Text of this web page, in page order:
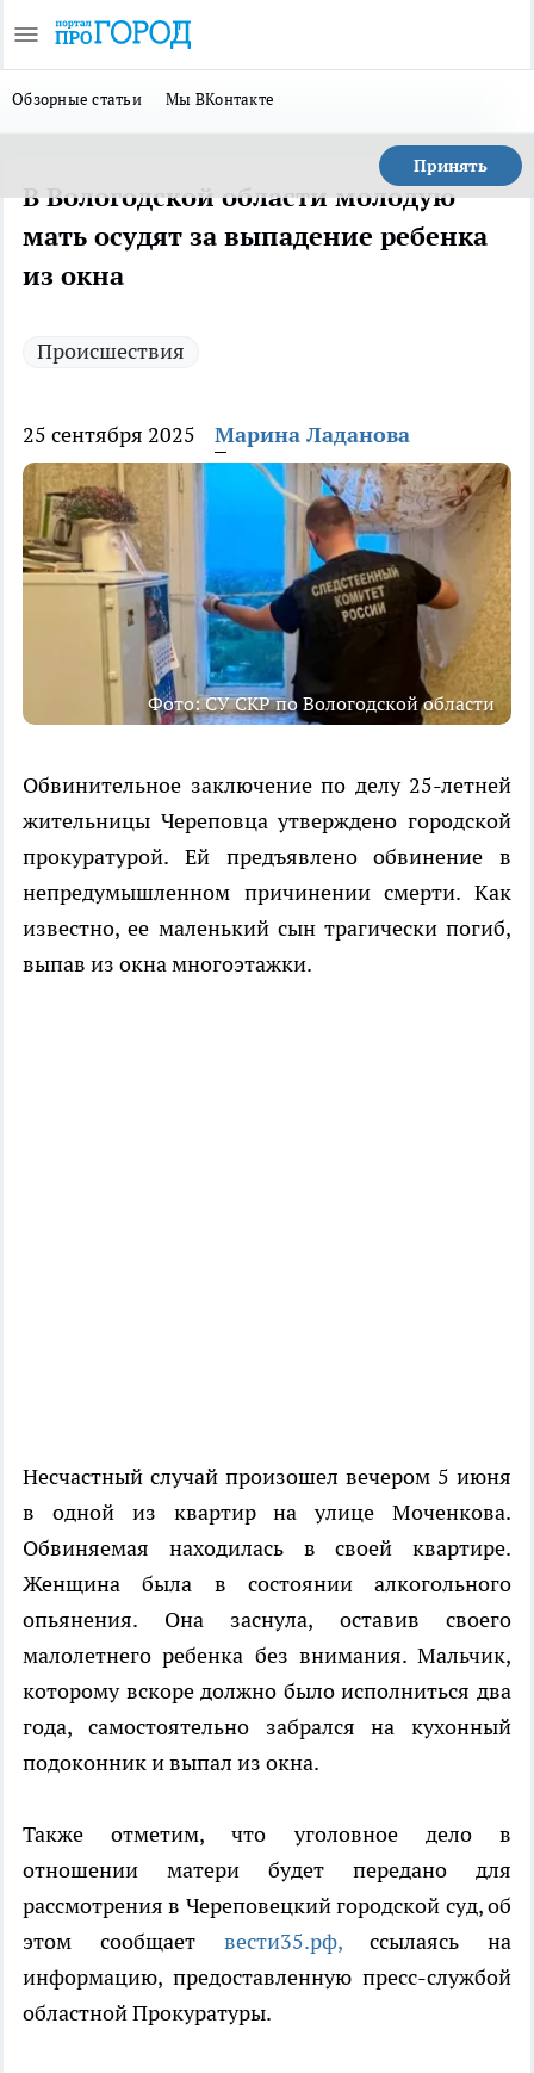
Обзорные статьи Мы ВКонтакте
Принять
В Вологодской области молодую
мать осудят за выпадение ребенка
из окна
Происшествия
25 сентября 2025 Марина Ладанова
Фото: СУ СКР по Вологодской области
Обвинительное заключение по делу 25-летней
жительницы Череповца утверждено городской
прокуратурой. Ей предъявлено обвинение в
непредумышленном причинении смерти. Как
известно, ее маленький сын трагически погиб,
выпав из окна многоэтажки.
Несчастный случай произошел вечером 5 июня
в одной из квартир на улице Моченкова.
Обвиняемая находилась в своей квартире.
Женщина была в состоянии алкогольного
опьянения. Она заснула, оставив своего
малолетнего ребенка без внимания. Мальчик,
которому вскоре должно было исполниться два
года, самостоятельно забрался на кухонный
подоконник и выпал из окна.
Также отметим, что уголовное дело в
отношении матери будет передано для
рассмотрения в Череповецкий городской суд, об
этом сообщает вести35.рф,ссылаясь на
информацию, предоставленную пресс-службой
областной Прокуратуры.